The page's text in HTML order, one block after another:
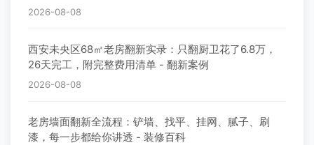
2026-08-08
西安未央区68㎡老房翻新实录：只翻厨卫花了6.8万，
26天完工，附完整费用清单 - 翻新案例
2026-08-08
老房墙面翻新全流程：铲墙、找平、挂网、腻子、刷
漆，每一步都给你讲透 - 装修百科